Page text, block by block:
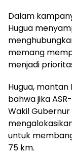
Dalam
Hugua
memang
menjadi
Hugua,
bahwa jika
Wakil
untuk
75 km.